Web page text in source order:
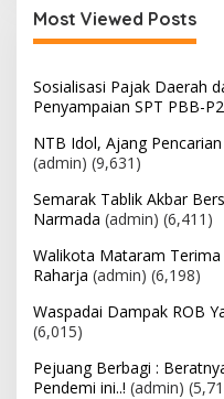
Most Viewed Posts
Sosialisasi Pajak Daerah
Penyampaian SPT PBB-
NTB Idol, Ajang
(admin) (9,631)
Semarak Tablik Akbar
Narmada (admin) (6,411)
Walikota Mataram Terima
Raharja (admin) (6,198)
Waspadai Dampak ROB
(6,015)
Pejuang Berbagi :
Pendemi ini..! (admin)